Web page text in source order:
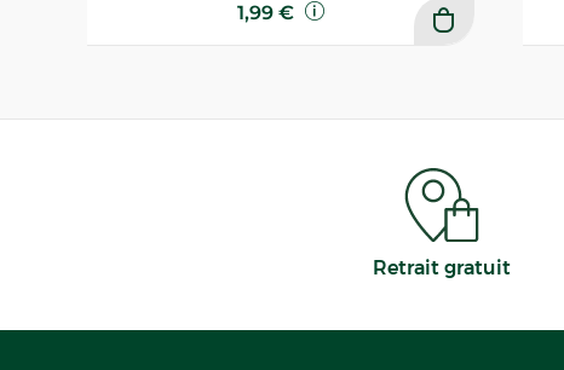
1,99 €
Retrait gratuit